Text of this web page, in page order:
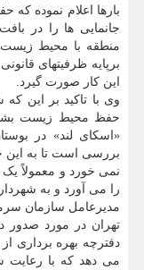
بارها اعلام نموده
جانمایی ها را در
منطقه با محیط زیست
برپایه ظرفیتهای
این کار صورت گیرد.
وی با تاکید بر این
حفظ محیط زیست
«اسکای لند» در
بررسی است تا به
نمی خورد و معمولاً
را می آورد و به
مدیرعامل سازمان
تهران در مورد صدور
دفترچه بهره برداری
می دهد که با رعایت